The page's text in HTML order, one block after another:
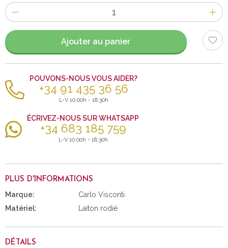
Nombre
d'items
Ajouter au panier
POUVONS-NOUS VOUS AIDER?
+34 91 435 36 56
L-V 10:00h - 18:30h
ÉCRIVEZ-NOUS SUR WHATSAPP
+34 683 185 759
L-V 10:00h - 18:30h
PLUS D'INFORMATIONS
Marque:
Carlo Visconti
Matériel:
Laiton rodié
DÉTAILS